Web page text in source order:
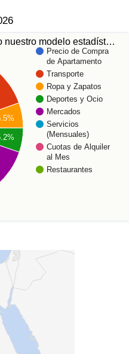
nuestro modelo estadíst…
Precio de Compra
de Apartamento
Transporte
Ropa y Zapatos
Deportes y Ocio
Mercados
Servicios
(Mensuales)
Cuotas de Alquiler
al Mes
Restaurantes